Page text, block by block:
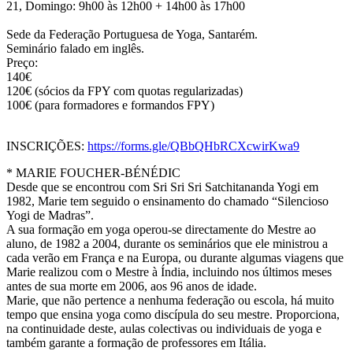
21, Domingo: 9h00 às 12h00 + 14h00 às 17h00​​​​​​​​
Sede da Federação Portuguesa de Yoga, Santarém.​​​​​​​​
Seminário falado em inglês.
Preço:
140€
120€ (sócios da FPY com quotas regularizadas)
100€ (para formadores e formandos FPY)
INSCRIÇÕES: https://forms.gle/QBbQHbRCXcwirKwa9
* MARIE FOUCHER-BÉNÉDIC​​​​​​​​
Desde que se encontrou com Sri Sri Sri Satchitananda Yogi em
1982, Marie tem seguido o ensinamento do chamado “Silencioso
Yogi de Madras”.​​​​​​​​
A sua formação em yoga operou-se directamente do Mestre ao
aluno, de 1982 a 2004, durante os seminários que ele ministrou a
cada verão em França e na Europa, ou durante algumas viagens que
Marie realizou com o Mestre à Índia, incluindo nos últimos meses
antes de sua morte em 2006, aos 96 anos de idade.​​​​​​​​
Marie, que não pertence a nenhuma federação ou escola, há muito
tempo que ensina yoga como discípula do seu mestre. Proporciona,
na continuidade deste, aulas colectivas ou individuais de yoga e
também garante a formação de professores em Itália.​​​​​​​​